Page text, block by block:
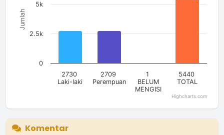
Jumlah
2730
Laki-laki
2709
Perempuan
1
BELUM
MENGISI
5440
TOTAL
0
2.5k
5k
Highcharts.com
Komentar